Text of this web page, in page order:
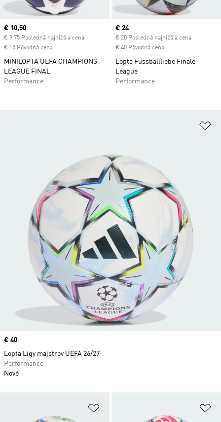
Current price
€ 10,50
€ 9,75 Posledná najnižšia cena
€ 15 Pôvodná cena
MINILOPTA UEFA CHAMPIONS
LEAGUE FINAL
Performance
Current price
€ 24
€ 20 Posledná najnižšia cena
€ 40 Pôvodná cena
Lopta Fussballliebe Finale
League
Performance
Pridať do zoznamu želaných
Price
€ 40
Lopta Ligy majstrov UEFA 26/27
Performance
Nové